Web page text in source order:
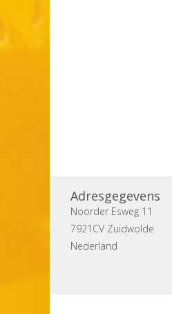
Adresgegevens
Noorder Esweg 11
7921CV Zuidwolde
Nederland